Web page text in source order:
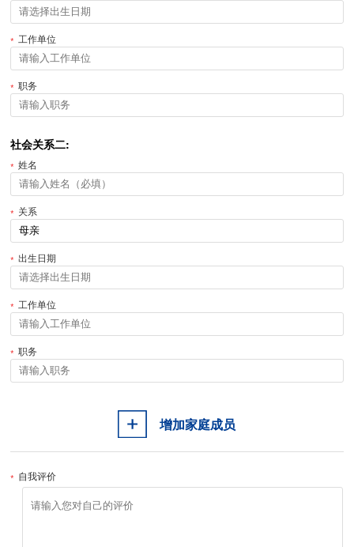
工作单位
职务
社会关系二:
姓名
关系
出生日期
工作单位
职务
增加家庭成员
自我评价